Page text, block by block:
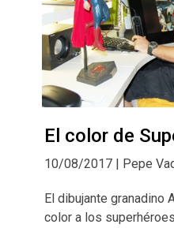
El color de
10/08/2017 | Pepe
El dibujante granadino
color a los